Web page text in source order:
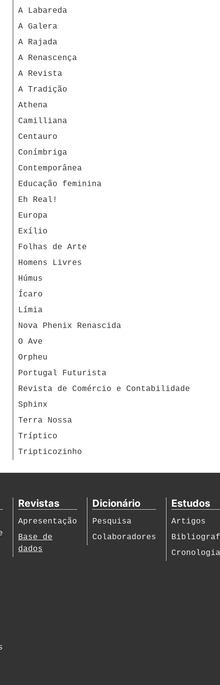
A Labareda
A Galera
A Rajada
A Renascença
A Revista
A Tradição
Athena
Camilliana
Centauro
Conímbriga
Contemporânea
Educação feminina
Eh Real!
Europa
Exílio
Folhas de Arte
Homens Livres
Húmus
Ícaro
Límia
Nova Phenix Renascida
O Ave
Orpheu
Portugal Futurista
Revista de Comércio e Contabilidade
Sphinx
Terra Nossa
Tríptico
Tripticozinho
Revistas
Apresentação
Base de
dados
Dicionário
Pesquisa
Colaboradores
Estudos
Artigos